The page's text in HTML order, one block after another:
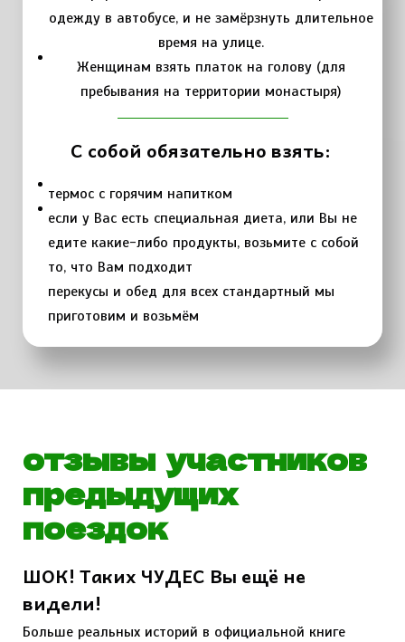
одежду в автобусе, и не замёрзнуть длительное
время на улице.
Женщинам взять платок на голову (для
пребывания на территории монастыря)
С собой обязательно взять:
термос с горячим напитком
если у Вас есть специальная диета, или Вы не
едите какие-либо продукты, возьмите с собой
то, что Вам подходит
перекусы и обед для всех стандартный мы
приготовим и возьмём
отзывы участников
предыдущих
поездок
ШОК! Таких ЧУДЕС Вы ещё не
видели!
Больше реальных историй в официальной книге